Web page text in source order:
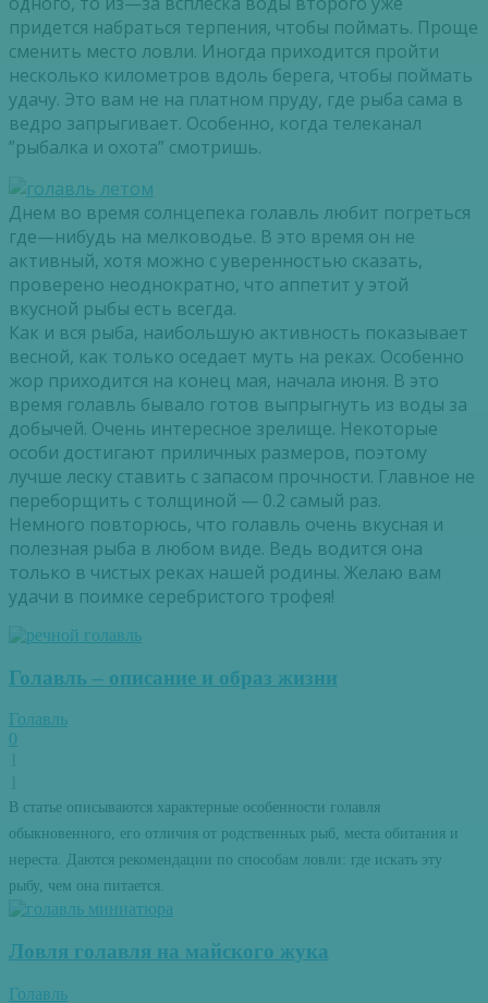
придется набраться терпения, чтобы поймать. Проще
сменить место ловли. Иногда приходится пройти
несколько километров вдоль берега, чтобы поймать
удачу. Это вам не на платном пруду, где рыба сама в
ведро запрыгивает. Особенно, когда телеканал
”рыбалка и охота” смотришь.
Днем во время солнцепека голавль любит погреться
где—нибудь на мелководье. В это время он не
активный, хотя можно с уверенностью сказать,
проверено неоднократно, что аппетит у этой
вкусной рыбы есть всегда.
Как и вся рыба, наибольшую активность показывает
весной, как только оседает муть на реках. Особенно
жор приходится на конец мая, начала июня. В это
время голавль бывало готов выпрыгнуть из воды за
добычей. Очень интересное зрелище. Некоторые
особи достигают приличных размеров, поэтому
лучше леску ставить с запасом прочности. Главное не
переборщить с толщиной — 0.2 самый раз.
Немного повторюсь, что голавль очень вкусная и
полезная рыба в любом виде. Ведь водится она
только в чистых реках нашей родины. Желаю вам
удачи в поимке серебристого трофея!
Голавль – описание и образ жизни
Голавль
0
В статье описываются характерные особенности голавля
обыкновенного, его отличия от родственных рыб, места обитания и
нереста. Даются рекомендации по способам ловли: где искать эту
рыбу, чем она питается.
Ловля голавля на майского жука
Голавль